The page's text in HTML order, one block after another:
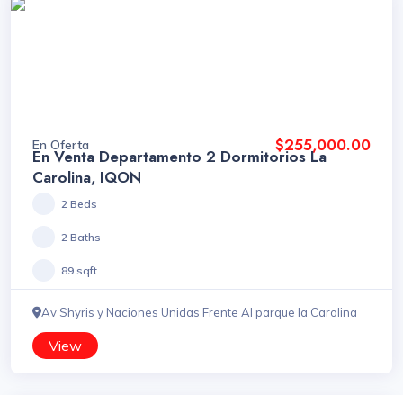
En Oferta $255,000.00
En Venta Departamento 2 Dormitorios La
Carolina, IQON
2 Beds
2 Baths
89 sqft
Av Shyris y Naciones Unidas Frente Al parque la Carolina
View